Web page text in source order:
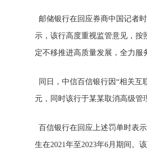
邮储银行在回应券商中国记者
示，该行高度重视监管意见，
定不移推进高质量发展，全力服
同日，中信百信银行因“相关互
元，同时该行于某某取消高级管
百信银行在回应上述罚单时表
生在2021年至2023年6月期间。